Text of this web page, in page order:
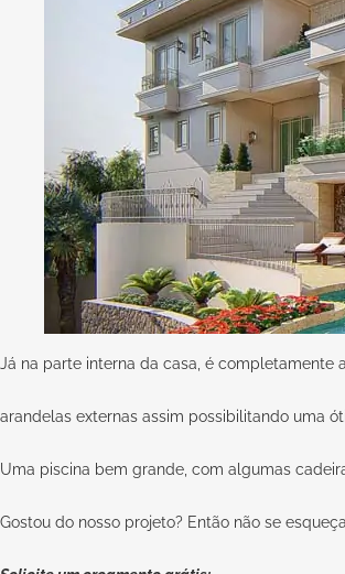
Já na parte interna da casa, é completamente
arandelas externas assim possibilitando uma
Uma piscina bem grande, com algumas
Gostou do nosso projeto? Então não se